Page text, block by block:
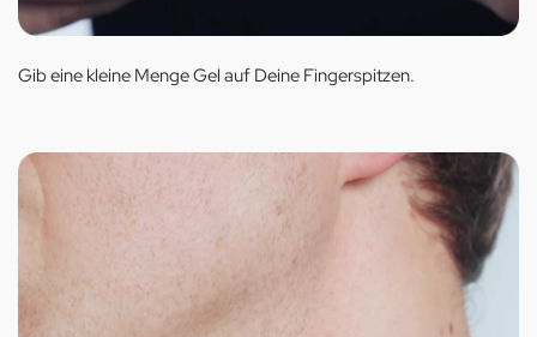
Gib eine kleine Menge Gel auf Deine Fingerspitzen.